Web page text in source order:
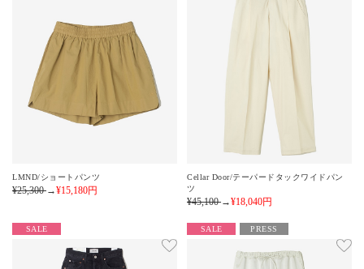
LMND/ショートパンツ
¥25,300→¥15,180円
Cellar Door/テーパードタックワイドパン
ツ
¥45,100→¥18,040円
SALE SALE PRESS